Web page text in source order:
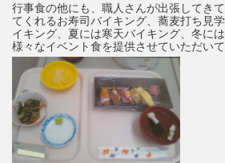
行事食の他にも、職人さんが出張してき
てくれるお寿司バイキング、蕎麦打ち見
イキング、夏には寒天バイキング、冬に
様々なイベント食を提供させていただいて